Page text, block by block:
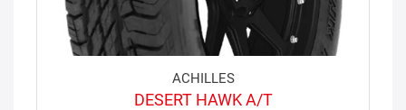
ACHILLES
DESERT HAWK A/T